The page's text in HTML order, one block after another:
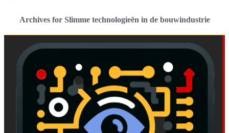
Archives for Slimme technologieën in de bouwindustrie